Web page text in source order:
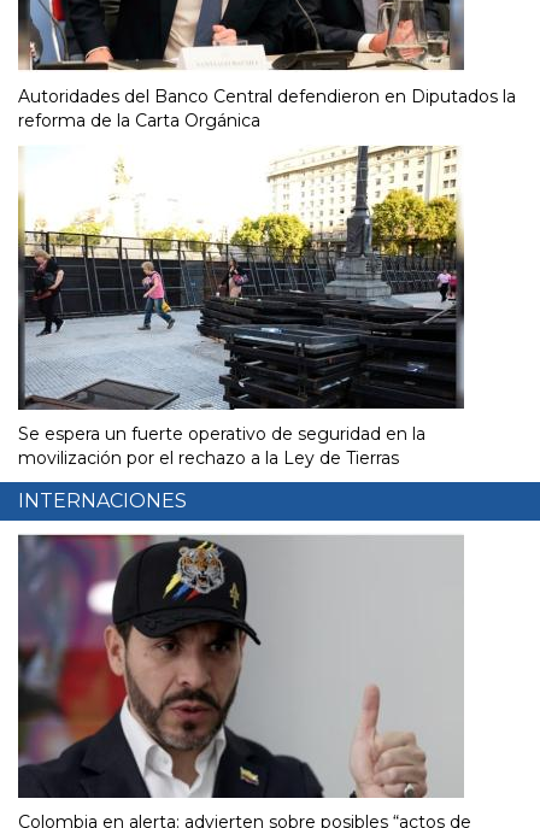
Autoridades del Banco Central defendieron en Diputados la
reforma de la Carta Orgánica
Se espera un fuerte operativo de seguridad en la
movilización por el rechazo a la Ley de Tierras
INTERNACIONES
Colombia en alerta: advierten sobre posibles “actos de